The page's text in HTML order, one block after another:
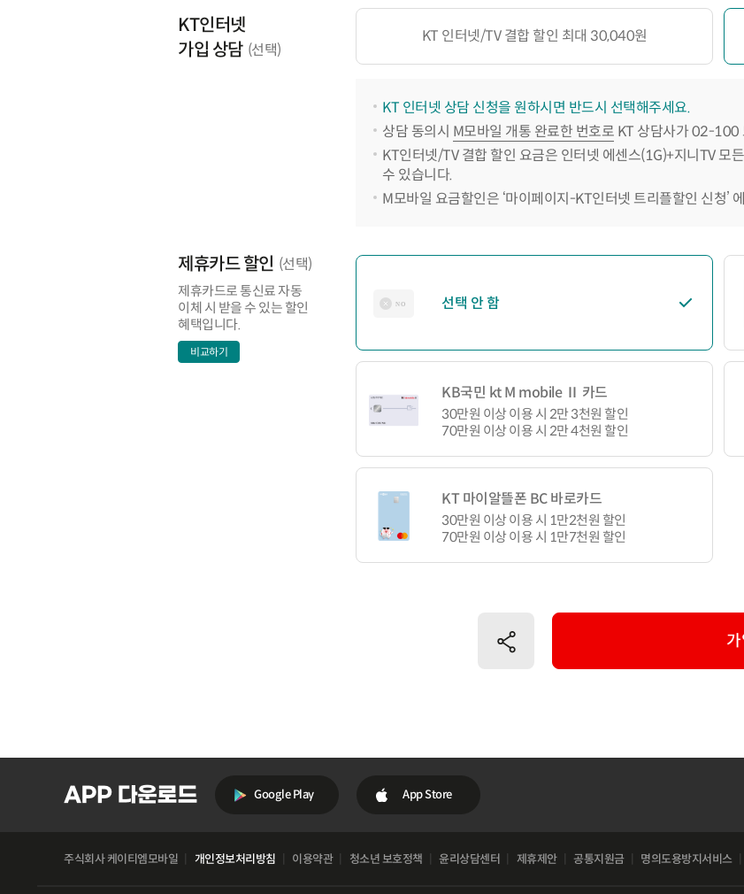
KT인터넷
가입 상담 (선택)
KT 인터넷/TV 결합 할인 최대 30,040원
KT 인터넷 상담 신청을 원하시면 반드시 선택해주세요.
상담 동의시 M모바일 개통 완료한 번호로 KT 상담사가 02-100
KT인터넷/TV 결합 할인 요금은 인터넷 에센스(1G)+지니TV 모
수 있습니다.
M모바일 요금할인은 ‘마이페이지-KT인터넷 트리플할인 신청’
제휴카드 할인 (선택)
제휴카드로 통신료 자동
이체 시 받을 수 있는 할인
혜택입니다.
비교하기
선택 안 함
KB국민 kt M mobile Ⅱ 카드
30만원 이상 이용 시 2만 3천원 할인
70만원 이상 이용 시 2만 4천원 할인
KT 마이알뜰폰 BC 바로카드
30만원 이상 이용 시 1만2천원 할인
70만원 이상 이용 시 1만7천원 할인
공유하기 가
Google Play App Store
주식회사 케이티엠모바일 개인정보처리방침 이용약관 청소년 보호정책 윤리상담센터 제휴제안 공통지원금 명의도용방지서비스